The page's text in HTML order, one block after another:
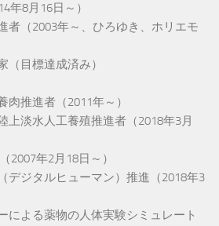
年8月16日～）
者（2003年～、ひろゆき、ホリエモ
（目標達成済み）
推進者（2011年～）
上淡水人工養殖推進者（2018年3月
2007年2月18日～）
デジタルヒューマン）推進（2018年3
による薬物の人体実験シミュレート